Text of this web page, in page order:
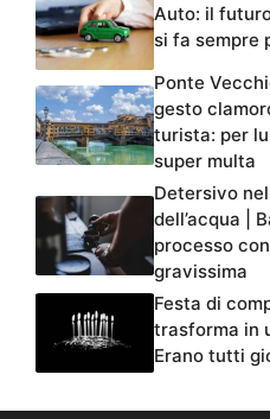
Auto: il
si fa sempre
Ponte
gesto
turista: per
super multa
Detersivo
dell’acqua |
processo
gravissima
Festa di
trasforma in
Erano tutti